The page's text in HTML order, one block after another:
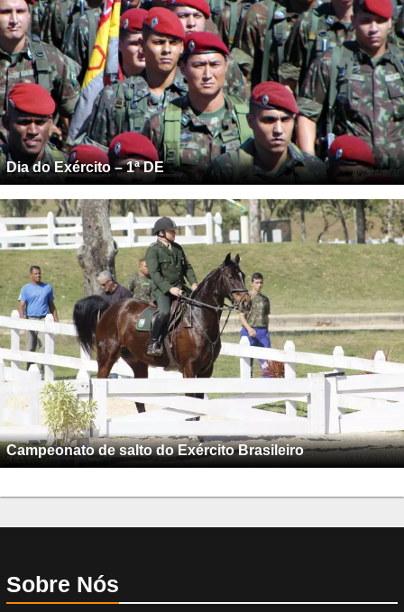
Dia do Exército – 1ª DE
Campeonato de salto do Exército Brasileiro
Sobre Nós